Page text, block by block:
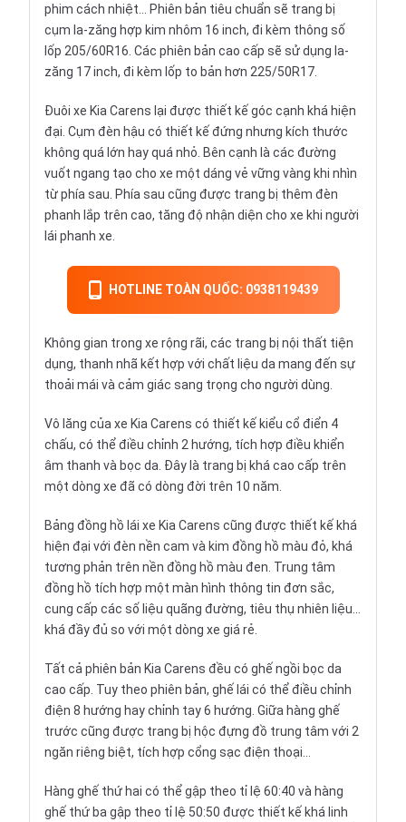
phim cách nhiệt… Phiên bản tiêu chuẩn sẽ trang bị
cụm la-zăng hợp kim nhôm 16 inch, đi kèm thông số
lốp 205/60R16. Các phiên bản cao cấp sẽ sử dụng la-
zăng 17 inch, đi kèm lốp to bản hơn 225/50R17.
Đuôi xe Kia Carens lại được thiết kế góc cạnh khá hiện
đại. Cụm đèn hậu có thiết kế đứng nhưng kích thước
không quá lớn hay quá nhỏ. Bên cạnh là các đường
vuốt ngang tạo cho xe một dáng vẻ vững vàng khi nhìn
từ phía sau. Phía sau cũng được trang bị thêm đèn
phanh lắp trên cao, tăng độ nhận diện cho xe khi người
lái phanh xe.
HOTLINE TOÀN QUỐC: 0938119439
Không gian trong xe rộng rãi, các trang bị nội thất tiện
dụng, thanh nhã kết hợp với chất liệu da mang đến sự
thoải mái và cảm giác sang trọng cho người dùng.
Vô lăng của xe Kia Carens có thiết kế kiểu cổ điển 4
chấu, có thể điều chỉnh 2 hướng, tích hợp điều khiển
âm thanh và bọc da. Đây là trang bị khá cao cấp trên
một dòng xe đã có dòng đời trên 10 năm.
Bảng đồng hồ lái xe Kia Carens cũng được thiết kế khá
hiện đại với đèn nền cam và kim đồng hồ màu đỏ, khá
tương phản trên nền đồng hồ màu đen. Trung tâm
đồng hồ tích hợp một màn hình thông tin đơn sắc,
cung cấp các số liệu quãng đường, tiêu thụ nhiên liệu…
khá đầy đủ so với một dòng xe giá rẻ.
Tất cả phiên bản Kia Carens đều có ghế ngồi bọc da
cao cấp. Tuy theo phiên bản, ghế lái có thể điều chỉnh
điện 8 hướng hay chỉnh tay 6 hướng. Giữa hàng ghế
trước cũng được trang bị hộc đựng đồ trung tâm với 2
ngăn riêng biệt, tích hợp cổng sạc điện thoại…
Hàng ghế thứ hai có thể gập theo tỉ lệ 60:40 và hàng
ghế thứ ba gập theo tỉ lệ 50:50 được thiết kế khá linh